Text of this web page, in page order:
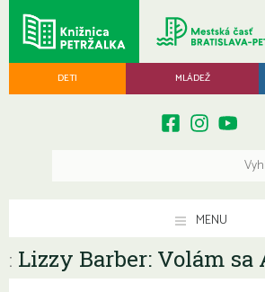
DETI MLÁDEŽ
MENU
: Lizzy Barber: Volám sa